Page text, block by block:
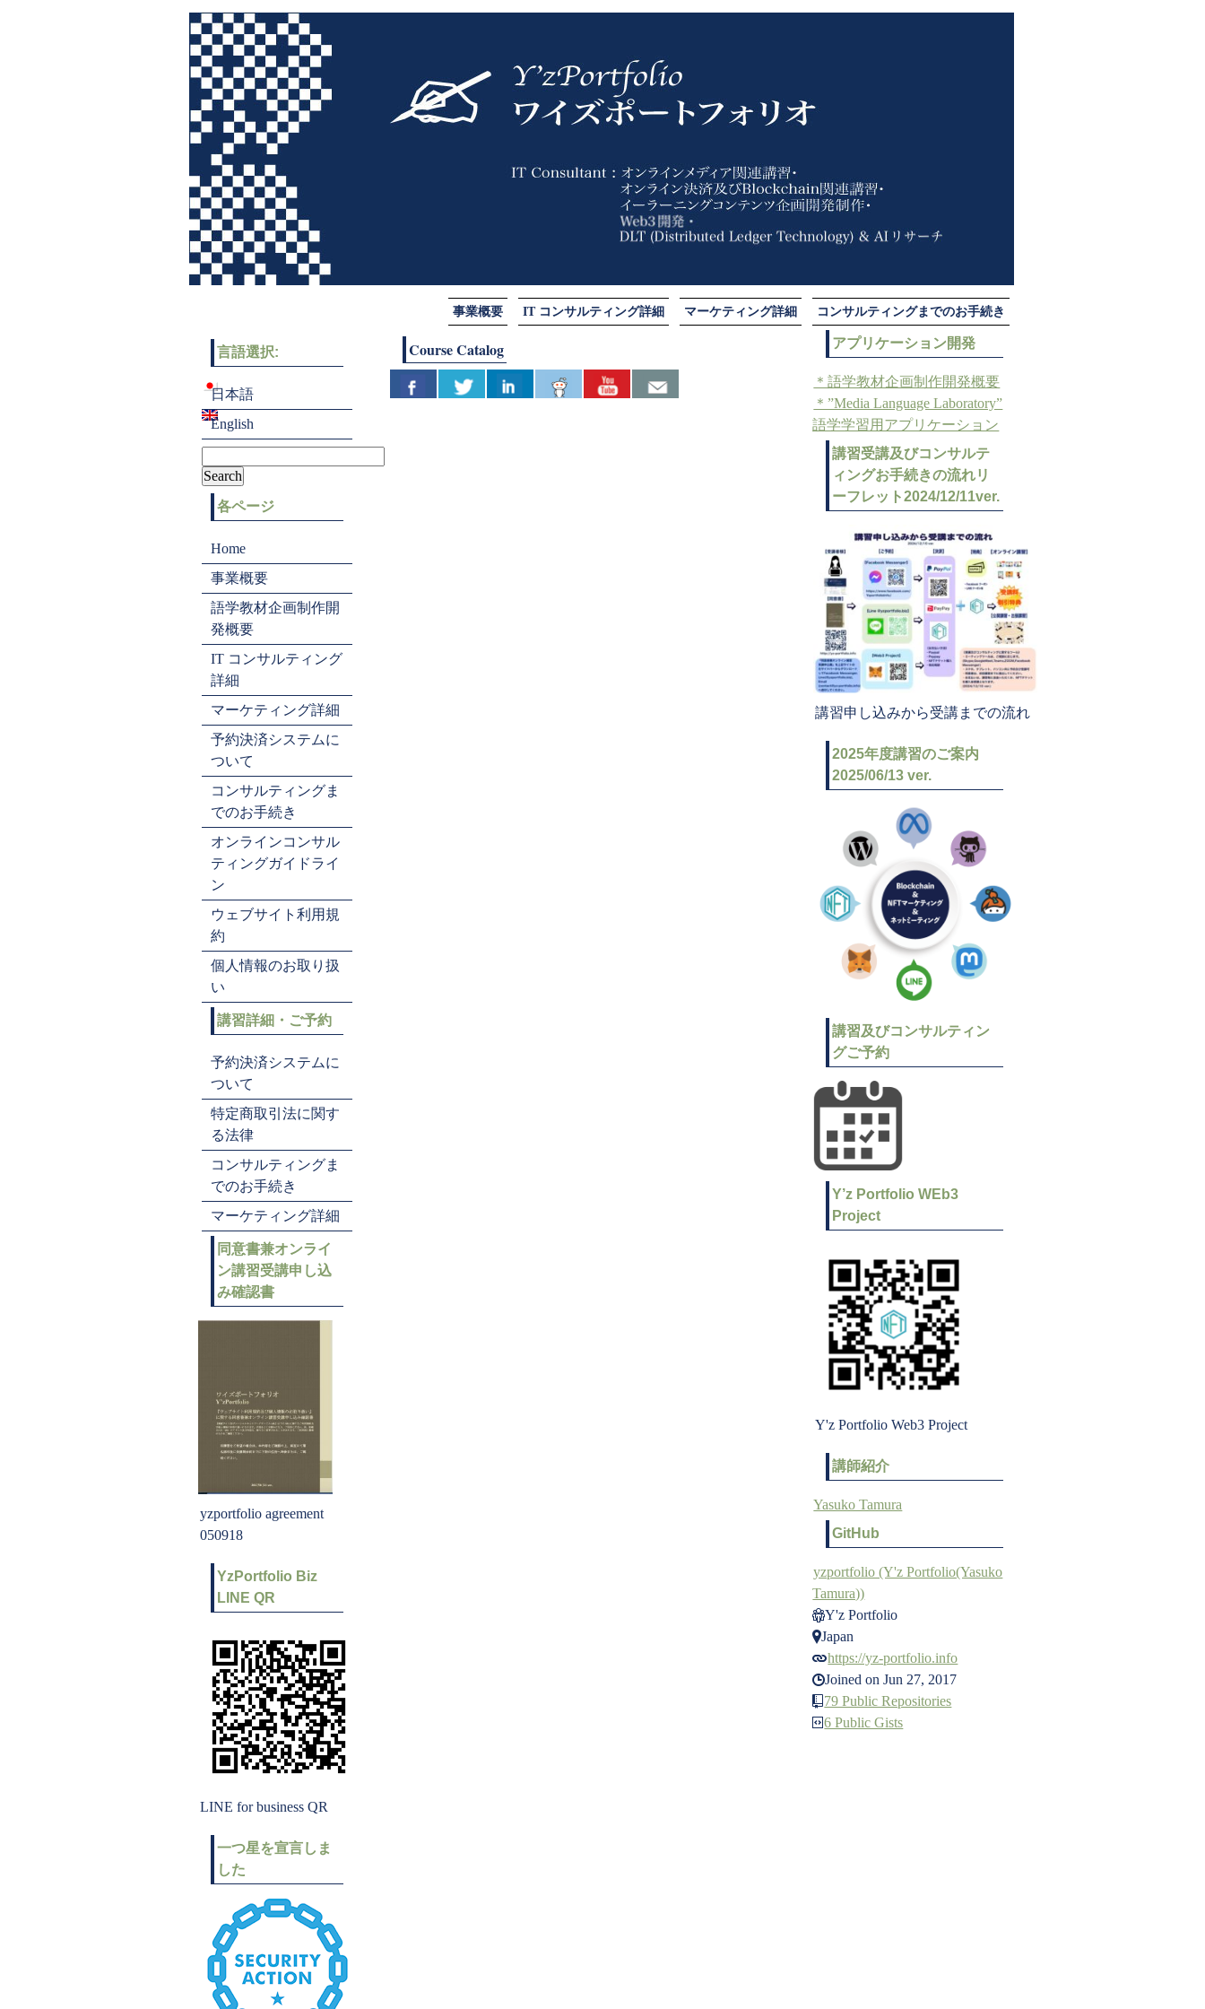
事業概要 IT コンサルティング詳細 マーケティング詳細 コンサルティングまでのお手続き
Course Catalog アプリケーション開発
＊語学教材企画制作開発概要
＊”Media Language Laboratory”
語学学習用アプリケーション
講習受講及びコンサルテ
ィングお手続きの流れリ
ーフレット2024/12/11ver.
講習申し込みから受講までの流れ
2025年度講習のご案内
2025/06/13 ver.
講習及びコンサルティン
グご予約
Y’z Portfolio WEb3
Project
Y'z Portfolio Web3 Project
講師紹介
Yasuko Tamura
GitHub
yzportfolio (Y'z Portfolio(Yasuko
Tamura))
Y'z Portfolio
Japan
https://yz-portfolio.info
Joined on Jun 27, 2017
79 Public Repositories
6 Public Gists
言語選択:
日本語
English
各ページ
Home
事業概要
語学教材企画制作開
発概要
IT コンサルティング
詳細
マーケティング詳細
予約決済システムに
ついて
コンサルティングま
でのお手続き
オンラインコンサル
ティングガイドライ
ン
ウェブサイト利用規
約
個人情報のお取り扱
い
講習詳細・ご予約
予約決済システムに
ついて
特定商取引法に関す
る法律
コンサルティングま
でのお手続き
マーケティング詳細
同意書兼オンライ
ン講習受講申し込
み確認書
yzportfolio agreement
050918
YzPortfolio Biz
LINE QR
LINE for business QR
一つ星を宣言しま
した